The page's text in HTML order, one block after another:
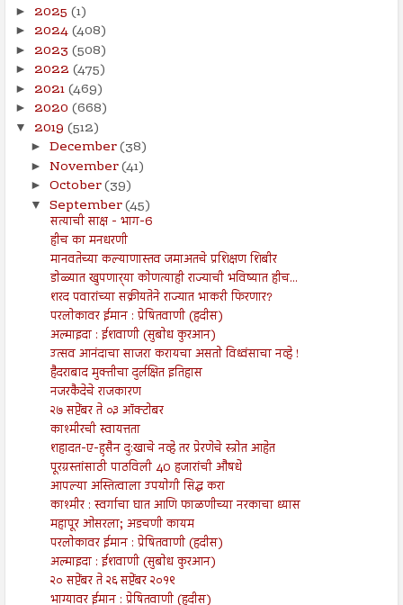
► 2025 (1)
► 2024(408)
► 2023 (508)
► 2022 (475)
► 2021(469)
► 2020 (668)
▼ 2019 (512)
► December(38)
► November(41)
► October(39)
▼ September(45)
सत्याची साक्ष - भाग-6
हीच का मनधरणी
मानवतेच्या कल्याणास्तव जमाअतचे प्रशिक्षण शिबीर
डोळ्यात खुपणार्‍या कोणत्याही राज्याची भविष्यात हीच...
शरद पवारांच्या सक्रीयतेने राज्यात भाकरी फिरणार?
परलोकावर ईमान : प्रेषितवाणी (हदीस)
अल्माइदा : ईशवाणी (सुबोध कुरआन)
उत्सव आनंदाचा साजरा करायचा असतो विध्वंसाचा नव्हे !
हैदराबाद मुक्तीचा दुर्लक्षित इतिहास
नजरकैदेचे राजकारण
२७ सप्टेंबर ते ०३ ऑक्टोबर
काश्मीरची स्वायत्तता
शहादत-ए-हुसैन दु:खाचे नव्हे तर प्रेरणेचे स्त्रोत आहेत
पूरग्रस्तांसाठी पाठविली 40 हजारांची औषधे
आपल्या अस्तित्वाला उपयोगी सिद्ध करा
काश्मीर : स्वर्गाचा घात आणि फाळणीच्या नरकाचा ध्यास
महापूर ओसरला; अडचणी कायम
परलोकावर ईमान : प्रेषितवाणी (हदीस)
अल्माइदा : ईशवाणी (सुबोध कुरआन)
२० सप्टेंबर ते २६ सप्टेंबर २०१९
भाग्यावर ईमान : प्रेषितवाणी (हदीस)